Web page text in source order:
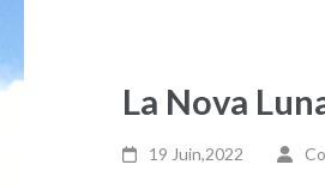
La Nova
19 Juin,2022